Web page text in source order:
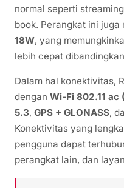
normal seperti
book. Perangkat ini juga
18W, yang
lebih cepat
Dalam hal konektivitas,
dengan Wi-Fi 802.11 ac
5.3, GPS + GLONASS,
Konektivitas yang
pengguna dapat
perangkat lain, dan